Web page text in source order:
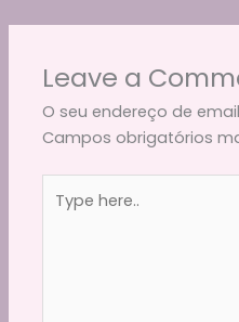
o
k
Leave a
O seu endereço de
Campos obrigatórios
here..